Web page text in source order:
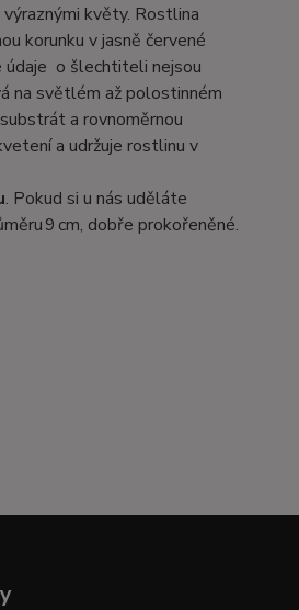
květy. Rostlina
korunku v jasně červené
údaje o šlechtiteli nejsou
na světlém až polostinném
a rovnoměrnou
a udržuje rostlinu v
. Pokud si u nás uděláte
9 cm, dobře prokořeněné.